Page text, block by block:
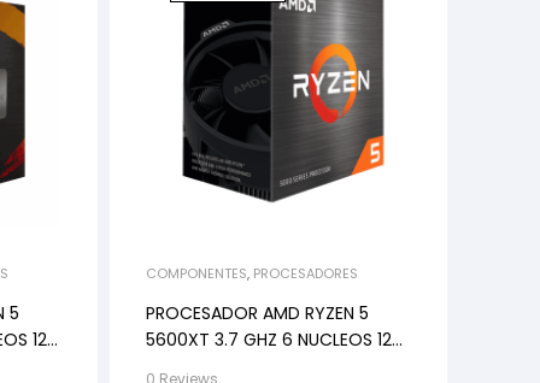
5
12
COMPONENTES, PROCESADORES
PROCESADOR AMD RYZEN 5
5600XT 3.7 GHZ 6 NUCLEOS 12